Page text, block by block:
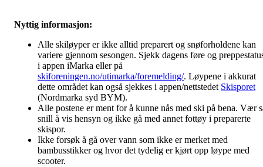
Nyttig informasjon:
Alle skiløyper er ikke alltid preparert og snøforholdene kan
variere gjennom sesongen. Sjekk dagens føre og
i appen iMarka eller på
skiforeningen.no/utimarka/foremelding/. Løypene i akkurat
dette området kan også sjekkes i appen/nettstedet Skisporet
(Nordmarka syd BYM).
Alle postene er ment for å kunne nås med ski på bena. Vær
snill å vis hensyn og ikke gå med annet fottøy i preparerte
skispor.
Ikke forsøk å gå over vann som ikke er merket med
bambusstikker og hvor det tydelig er kjørt opp løype med
scooter.